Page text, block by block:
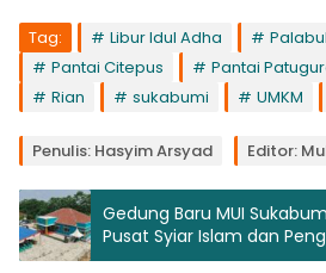
Tag: Libur Idul Adha
Pantai Citepus
Pantai
Rian
sukabumi UMKM
Penulis: Hasyim Arsyad Editor:
Gedung Baru MUI
Pusat Syiar Islam dan
Masyarakat